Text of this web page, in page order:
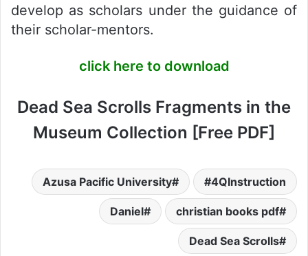
develop as scholars under the guidance of
their scholar-mentors.
click here to download
Dead Sea Scrolls Fragments in the
Museum Collection [Free PDF]
4QInstruction
Azusa Pacific University
christian books pdf
Daniel
Dead Sea Scrolls